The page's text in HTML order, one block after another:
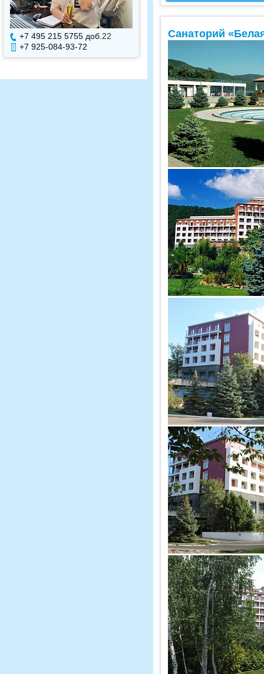
+7 495 215 5755 доб.7
+7 925-084-93-71
+7 495 215 5755 доб.
Санаторий